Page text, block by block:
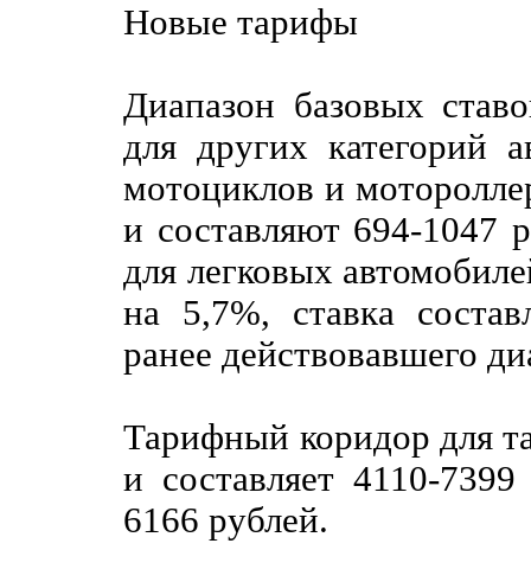
Новые тарифы
Диапазон базовых
для других категорий
мотоциклов и
и составляют 694-1047
для легковых
на 5,7%, ставка
ранее действовавшего
Тарифный коридор для
и составляет 4110-
6166 рублей.